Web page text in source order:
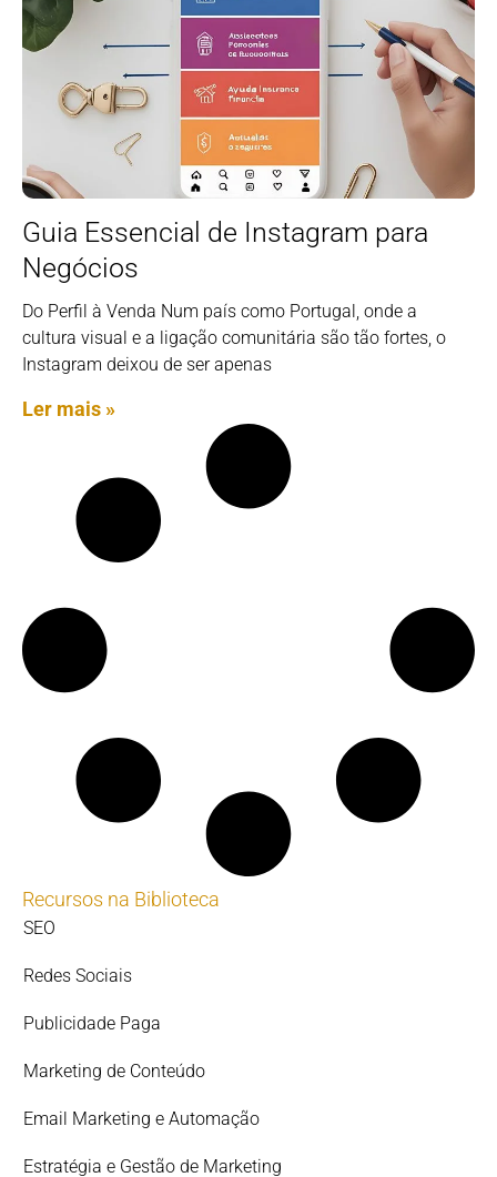
Guia Essencial de Instagram para
Negócios
Do Perfil à Venda Num país como Portugal, onde a
cultura visual e a ligação comunitária são tão fortes, o
Instagram deixou de ser apenas
Ler mais »
Recursos na Biblioteca
SEO
Redes Sociais
Publicidade Paga
Marketing de Conteúdo
Email Marketing e Automação
Estratégia e Gestão de Marketing